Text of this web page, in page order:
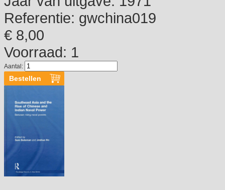
Referentie: gwchina019
€ 8,00
Voorraad: 1
Aantal: